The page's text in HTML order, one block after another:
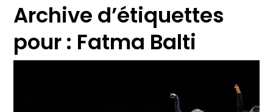
Archive d’étiquettes
pour : Fatma Balti